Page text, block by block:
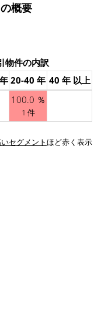
概要
物件の内訳
20-40 年 40 年 以上
100.0 ％
1 件
セグメントほど赤く表示